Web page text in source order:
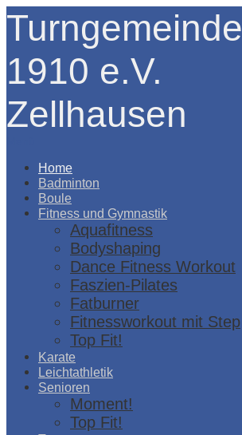
Turngemeinde
1910 e.V.
Zellhausen
Home
Badminton
Boule
Fitness und Gymnastik
Aquafitness
Bodyshaping
Dance Fitness Workout
Faszien-Pilates
Fatburner
Fitnessworkout mit Step
Top Fit!
Karate
Leichtathletik
Senioren
Moment!
Top Fit!